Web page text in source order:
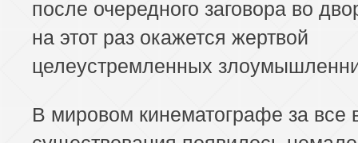
после очередного заговора во
на этот раз окажется жертвой
целеустремленных
В мировом кинематографе за все